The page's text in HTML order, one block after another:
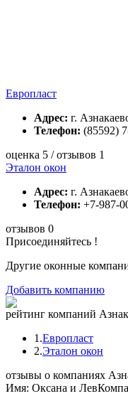
Европласт
Адрес: г.
Телефон: (85592)
оценка 5 / отзывов 1
Эталон окон
Адрес: г.
Телефон: +7-987-
отзывов 0
Присоединяйтесь !
Другие оконные
Добавить компанию
рейтинг компаний
1.Европласт
2.Эталон окон
отзывы о компаниях
Имя: Оксана и Лев